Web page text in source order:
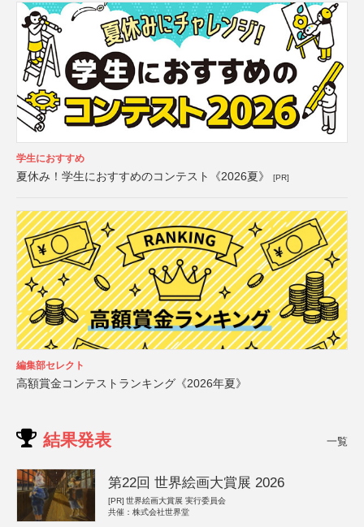
学生におすすめ
夏休み！学生におすすめのコンテスト《2026夏》 [PR]
編集部セレクト
高額賞金コンテストランキング《2026年夏》
結果発表 一覧
第22回 世界絵画大賞展 2026
[PR] 世界絵画大賞展 実行委員会
共催：株式会社世界堂